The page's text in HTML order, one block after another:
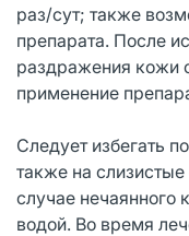
раз/сут; также
препарата. После
раздражения кожи
применение
Следует избегать
также на слизистые
случае нечаянного
водой. Во время